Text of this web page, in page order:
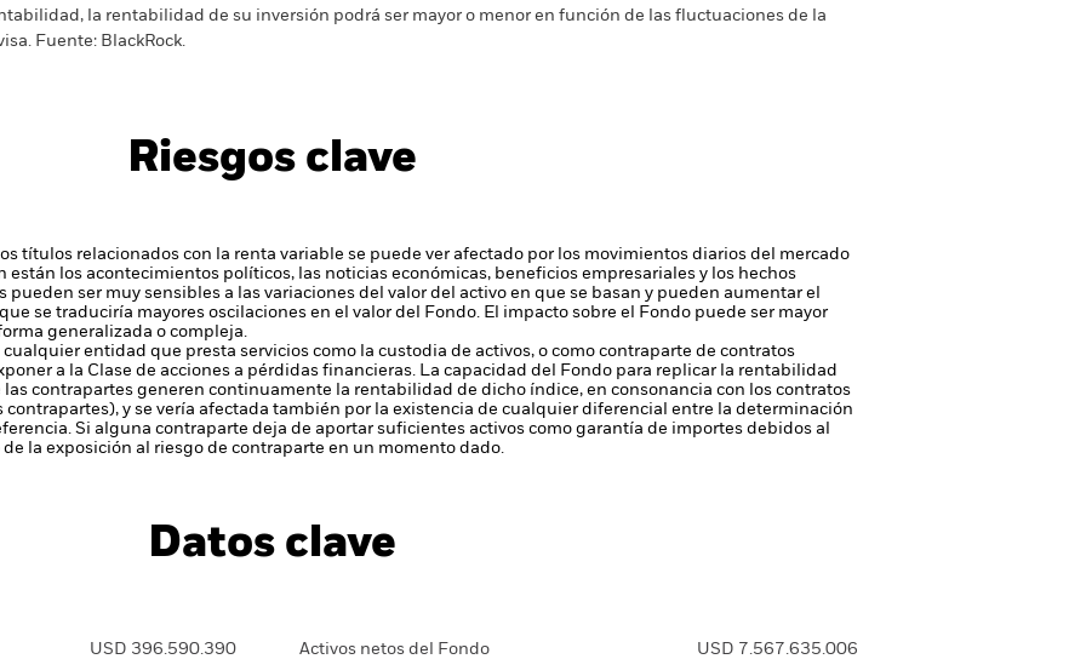
la rentabilidad de su inversión podrá ser mayor o menor en función de las fluctuaciones de la
Fuente: BlackRock.
Riesgos clave
títulos relacionados con la renta variable se puede ver afectado por los movimientos diarios del mercado
los acontecimientos políticos, las noticias económicas, beneficios empresariales y los hechos
pueden ser muy sensibles a las variaciones del valor del activo en que se basan y pueden aumentar el
se traduciría mayores oscilaciones en el valor del Fondo. El impacto sobre el Fondo puede ser mayor
generalizada o compleja.
entidad que presta servicios como la custodia de activos, o como contraparte de contratos
a la Clase de acciones a pérdidas financieras. La capacidad del Fondo para replicar la rentabilidad
contrapartes generen continuamente la rentabilidad de dicho índice, en consonancia con los contratos
contrapartes), y se vería afectada también por la existencia de cualquier diferencial entre la determinación
Si alguna contraparte deja de aportar suficientes activos como garantía de importes debidos al
la exposición al riesgo de contraparte en un momento dado.
Datos clave
USD 396.590.390 Activos netos del Fondo USD 7.567.635.006